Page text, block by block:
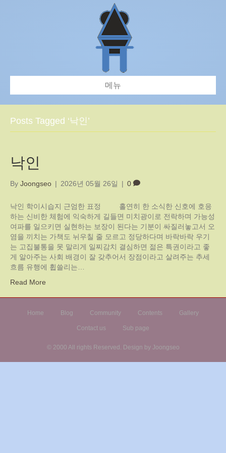
메뉴
Posts Tagged ‘낙인’
낙인
By Joongseo | 2026년 05월 26일 | 0
낙인 학이시습지 근엄한 표정 홀연히 한 소식한 신호에 호응
하는 신비한 체험에 익숙하게 길들면 미치광이로 전락하며 가능성
여파를 일으키면 실현하는 보장이 된다는 기분이 싸질러놓고서 오
염을 끼치는 가책도 뉘우칠 줄 모르고 정당하다며 바락바락 우기
는 고집불통을 못 말리게 일찌감치 결심하면 젊은 특권이라고 좋
게 알아주는 사회 배경이 잘 갖추어서 장점이라고 살려주는 추세
흐름 유행에 휩쓸리는…
Read More
Home Blog Community Contents Gallery
Contact us Sub page
© 2000 All rights Reserved. Design by Joongseo